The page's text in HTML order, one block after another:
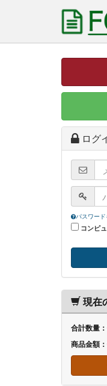
ログ
パスワー
コンピ
現在
合計数量：
商品金額：